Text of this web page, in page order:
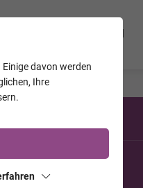
registriert?
<<
davon werden
Ihre
UNTERNEHMEN